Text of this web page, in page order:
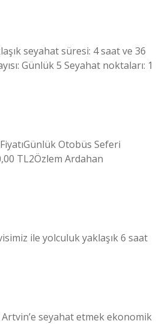
seyahat süresi: 4 saat ve 36
Günlük 5 Seyahat noktaları: 1
Otobüs Seferi
TL2Özlem Ardahan
ile yolculuk yaklaşık 6 saat
seyahat etmek ekonomik